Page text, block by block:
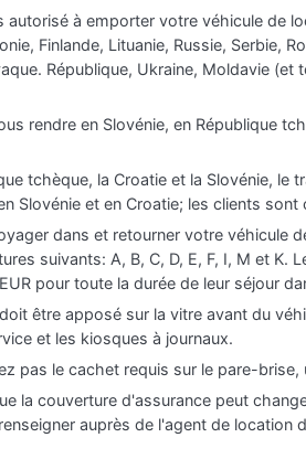
autorisé à emporter votre véhicule de
Finlande, Lituanie, Russie, Serbie,
République, Ukraine, Moldavie
rendre en Slovénie, en République
tchèque, la Croatie et la Slovénie,
Slovénie et en Croatie; les clients
dans et retourner votre véhicule
suivants: A, B, C, D, E, F, I, M et
pour toute la durée de leur séjour
être apposé sur la vitre avant du
et les kiosques à journaux.
pas le cachet requis sur le pare-
la couverture d'assurance peut
auprès de l'agent de location